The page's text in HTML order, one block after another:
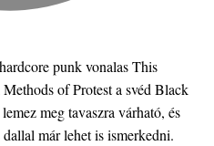
punk vonalas This
of Protest a svéd Black
meg tavaszra várható, és
már lehet is ismerkedni.